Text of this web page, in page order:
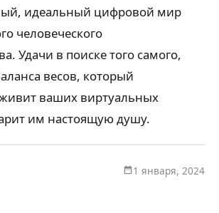
идеальный цифровой мир
человеческого
Удачи в поиске того самого,
весов, который
ваших виртуальных
им настоящую душу.
1 января, 2024